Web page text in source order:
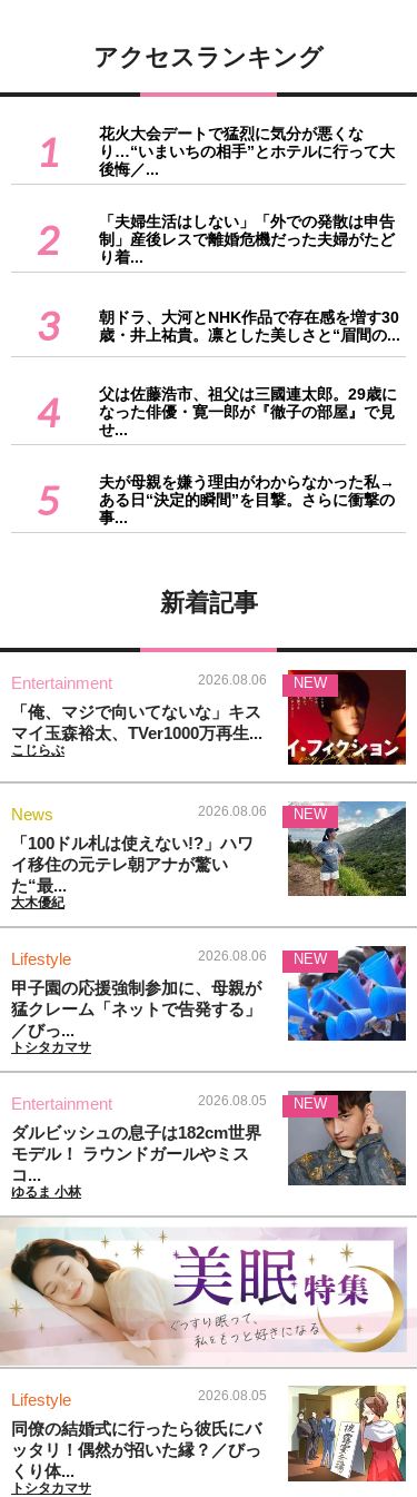
アクセスランキング
1
花火大会デートで猛烈に気分が悪くな
り…“いまいちの相手”とホテルに行って大
後悔／...
2
「夫婦生活はしない」「外での発散は申告
制」産後レスで離婚危機だった夫婦がたど
り着...
3
朝ドラ、大河とNHK作品で存在感を増す30
歳・井上祐貴。凛とした美しさと“眉間の...
4
父は佐藤浩市、祖父は三國連太郎。29歳に
なった俳優・寛一郎が『徹子の部屋』で見
せ...
5
夫が母親を嫌う理由がわからなかった私→
ある日“決定的瞬間”を目撃。さらに衝撃の
事...
新着記事
Entertainment 2026.08.06
「俺、マジで向いてないな」キス
マイ玉森裕太、TVer1000万再生...
こじらぶ
NEW
News 2026.08.06
「100ドル札は使えない!?」ハワ
イ移住の元テレ朝アナが驚い
た“最...
大木優紀
NEW
Lifestyle 2026.08.06
甲子園の応援強制参加に、母親が
猛クレーム「ネットで告発する」
／びっ...
トシタカマサ
NEW
Entertainment 2026.08.05
ダルビッシュの息子は182cm世界
モデル！ ラウンドガールやミス
コ...
ゆるま 小林
NEW
Lifestyle 2026.08.05
同僚の結婚式に行ったら彼氏にバ
ッタリ！偶然が招いた縁？／びっ
くり体...
トシタカマサ